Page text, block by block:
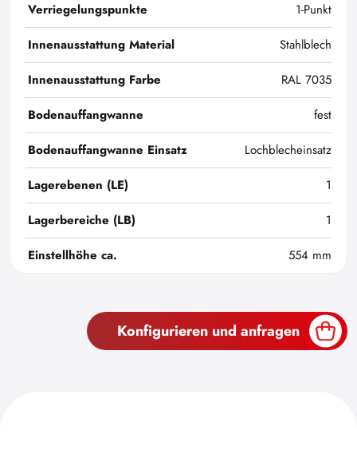
Verriegelungspunkte
1-Punkt
Innenausstattung Material
Stahlblech
Innenausstattung Farbe
RAL 7035
Bodenauffangwanne
fest
Bodenauffangwanne Einsatz
Lochblecheinsatz
Lagerebenen (LE)
1
Lagerbereiche (LB)
1
Einstellhöhe ca.
554 mm
Konfigurieren und anfragen